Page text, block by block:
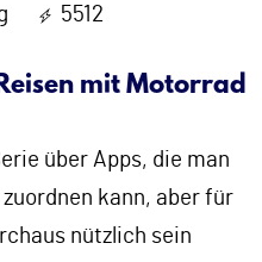
5512
mit Motorrad
über Apps, die man
kann, aber für
nützlich sein